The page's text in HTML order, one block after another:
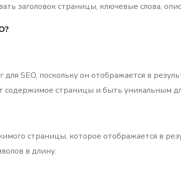
заголовок страницы, ключевые слова,
SEO, поскольку он отображается в
содержимое страницы и быть уникальным
страницы, которое отображается в
в длину.